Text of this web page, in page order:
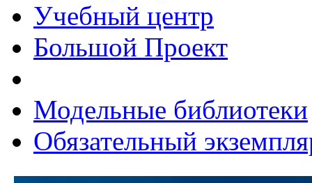
Учебный центр
Большой Проект
Модельные библиотеки
Обязательный